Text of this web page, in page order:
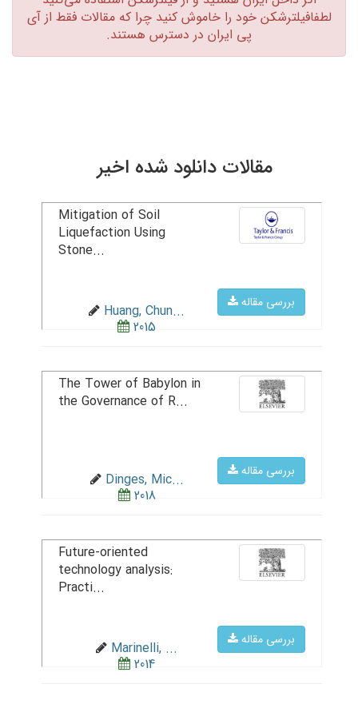
لطفافیلترشکن خود را خاموش کنید چرا که مقالات فقط از آی
پی ایران در دسترس هستند.‏
مقالات دانلود شده اخیر
بررسی مقاله
Mitigation of Soil
Liquefaction Using
Stone...
Huang, Chun...
2015
بررسی مقاله
The Tower of Babylon in
the Governance of R...
Dinges, Mic...
2018
بررسی مقاله
Future-oriented
technology analysis:
Practi...
Marinelli, ...
2014